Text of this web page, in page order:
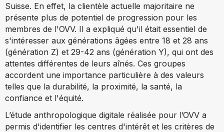
Suisse. En effet, la clientèle actuelle majoritaire ne
présente plus de potentiel de progression pour les
membres de l'OVV. Il a expliqué qu'il était essentiel de
s'intéresser aux générations âgées entre 18 et 28 ans
(génération Z) et 29-42 ans (génération Y), qui ont des
attentes différentes de leurs aînés. Ces groupes
accordent une importance particulière à des valeurs
telles que la durabilité, la proximité, la santé, la
confiance et l'équité.
L’étude anthropologique digitale réalisée pour l’OVV a
permis d'identifier les centres d'intérêt et les critères de